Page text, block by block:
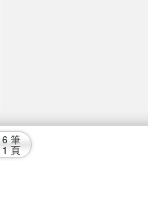
6 筆
1 頁